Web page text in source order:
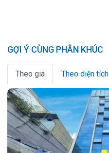
GỢI Ý CÙNG PHÂN KHÚC
Theo giá Theo diện tích